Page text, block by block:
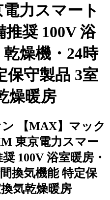
力スマート
奨 100V 浴
燥機・24時
保守製品 3室
燥暖房